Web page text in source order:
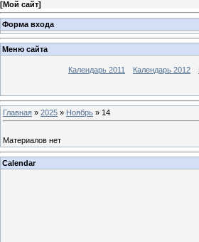
[Мой сайт]
Форма входа
Меню сайта
Календарь 2011 Календарь 2012
Главная » 2025 » Ноябрь » 14
Материалов нет
Calendar